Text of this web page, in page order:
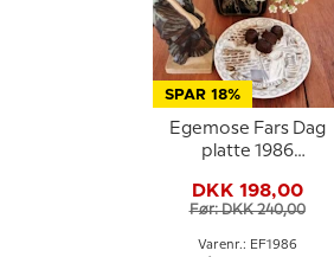
SPAR 18%
Egemose Fars Dag
platte 1986
DKK 198,00
Før: DKK 240,00
Varenr.: EF1986